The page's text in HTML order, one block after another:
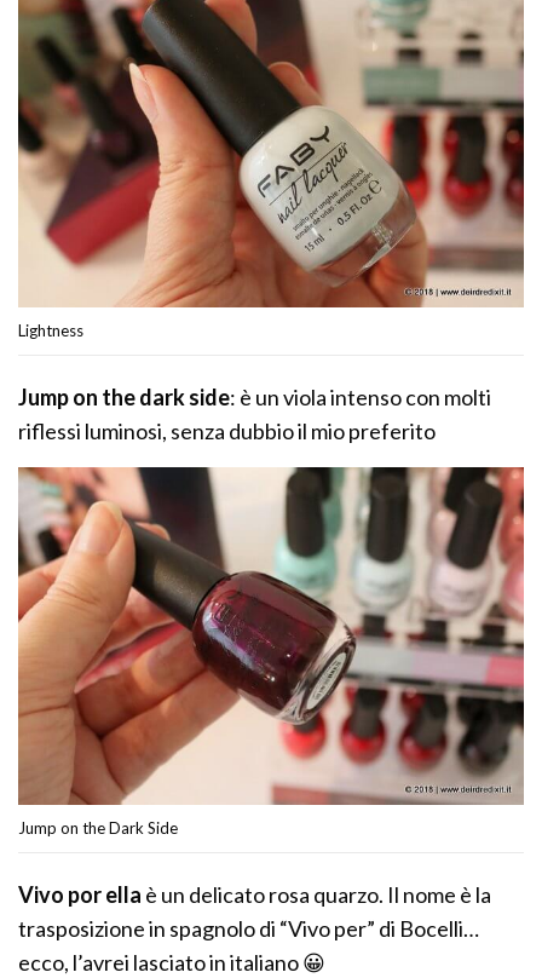
Lightness
Jump on the dark side: è un viola intenso con molti
riflessi luminosi, senza dubbio il mio preferito
Jump on the Dark Side
Vivo por ella è un delicato rosa quarzo. Il nome è la
trasposizione in spagnolo di “Vivo per” di Bocelli…
ecco, l’avrei lasciato in italiano 😀